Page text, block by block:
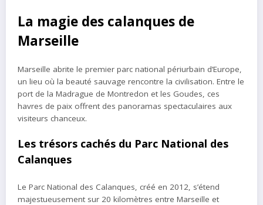
La magie des calanques de
Marseille
Marseille abrite le premier parc national périurbain d’Europe,
un lieu où la beauté sauvage rencontre la civilisation. Entre le
port de la Madrague de Montredon et les Goudes, ces
havres de paix offrent des panoramas spectaculaires aux
visiteurs chanceux.
Les trésors cachés du Parc National des
Calanques
Le Parc National des Calanques, créé en 2012, s’étend
majestueusement sur 20 kilomètres entre Marseille et